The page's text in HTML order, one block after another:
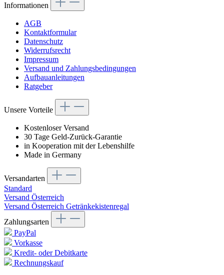
Informationen
AGB
Kontaktformular
Datenschutz
Widerrufsrecht
Impressum
Versand und Zahlungsbedingungen
Aufbauanleitungen
Ratgeber
Unsere Vorteile
Kostenloser Versand
30 Tage Geld-Zurück-Garantie
in Kooperation mit der Lebenshilfe
Made in Germany
Versandarten
Standard
Versand Österreich
Versand Österreich Getränkekistenregal
Zahlungsarten
PayPal
Vorkasse
Kredit- oder Debitkarte
Rechnungskauf